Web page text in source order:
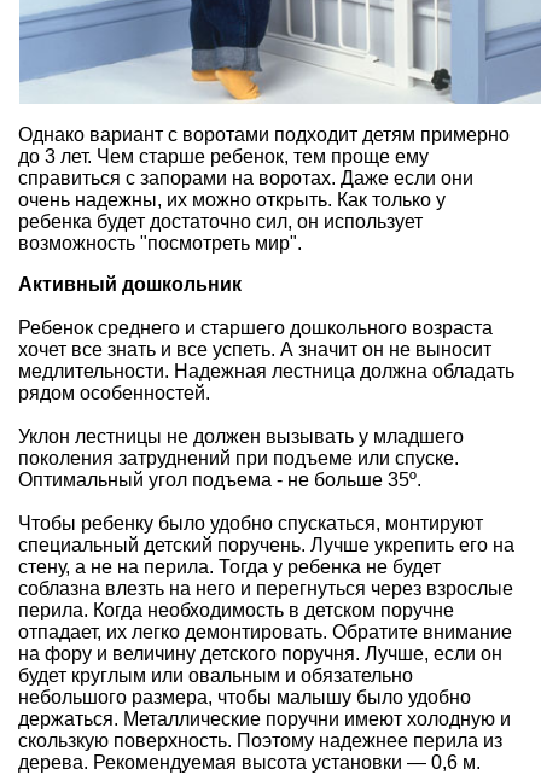
Однако вариант с воротами подходит детям примерно
до 3 лет. Чем старше ребенок, тем проще ему
справиться с запорами на воротах. Даже если они
очень надежны, их можно открыть. Как только у
ребенка будет достаточно сил, он использует
возможность "посмотреть мир".
Активный дошкольник
Ребенок среднего и старшего дошкольного возраста
хочет все знать и все успеть. А значит он не выносит
медлительности. Надежная лестница должна обладать
рядом особенностей.
Уклон лестницы не должен вызывать у младшего
поколения затруднений при подъеме или спуске.
Оптимальный угол подъема - не больше 35º.
Чтобы ребенку было удобно спускаться, монтируют
специальный детский поручень. Лучше укрепить его на
стену, а не на перила. Тогда у ребенка не будет
соблазна влезть на него и перегнуться через взрослые
перила. Когда необходимость в детском поручне
отпадает, их легко демонтировать. Обратите внимание
на фору и величину детского поручня. Лучше, если он
будет круглым или овальным и обязательно
небольшого размера, чтобы малышу было удобно
держаться. Металлические поручни имеют холодную и
скользкую поверхность. Поэтому надежнее перила из
дерева. Рекомендуемая высота установки — 0,6 м.